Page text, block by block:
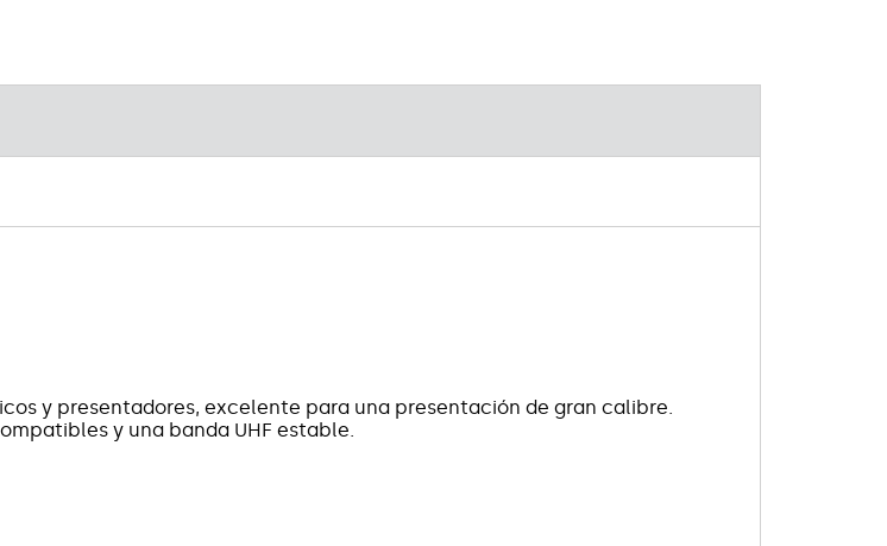
y presentadores, excelente para una presentación de gran calibre.
y una banda UHF estable.